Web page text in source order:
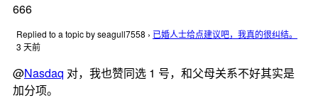
666
Replied to a topic by seagull7558 › 已婚人士给点建议吧，我真的很纠结。
3 天前
@Nasdaq 对，我也赞同选 1 号，和父母关系不好其实是
加分项。